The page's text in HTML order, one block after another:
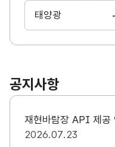
태양광
공지사항
재현바람장 API 제공
2026.07.23